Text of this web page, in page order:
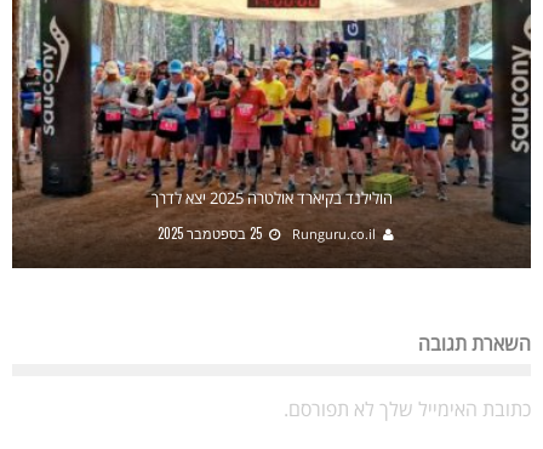
הולילנד בקיארד אולטרה 2025 יצא לדרך
Runguru.co.il 25 בספטמבר 2025
השארת תגובה
כתובת האימייל שלך לא תפורסם.